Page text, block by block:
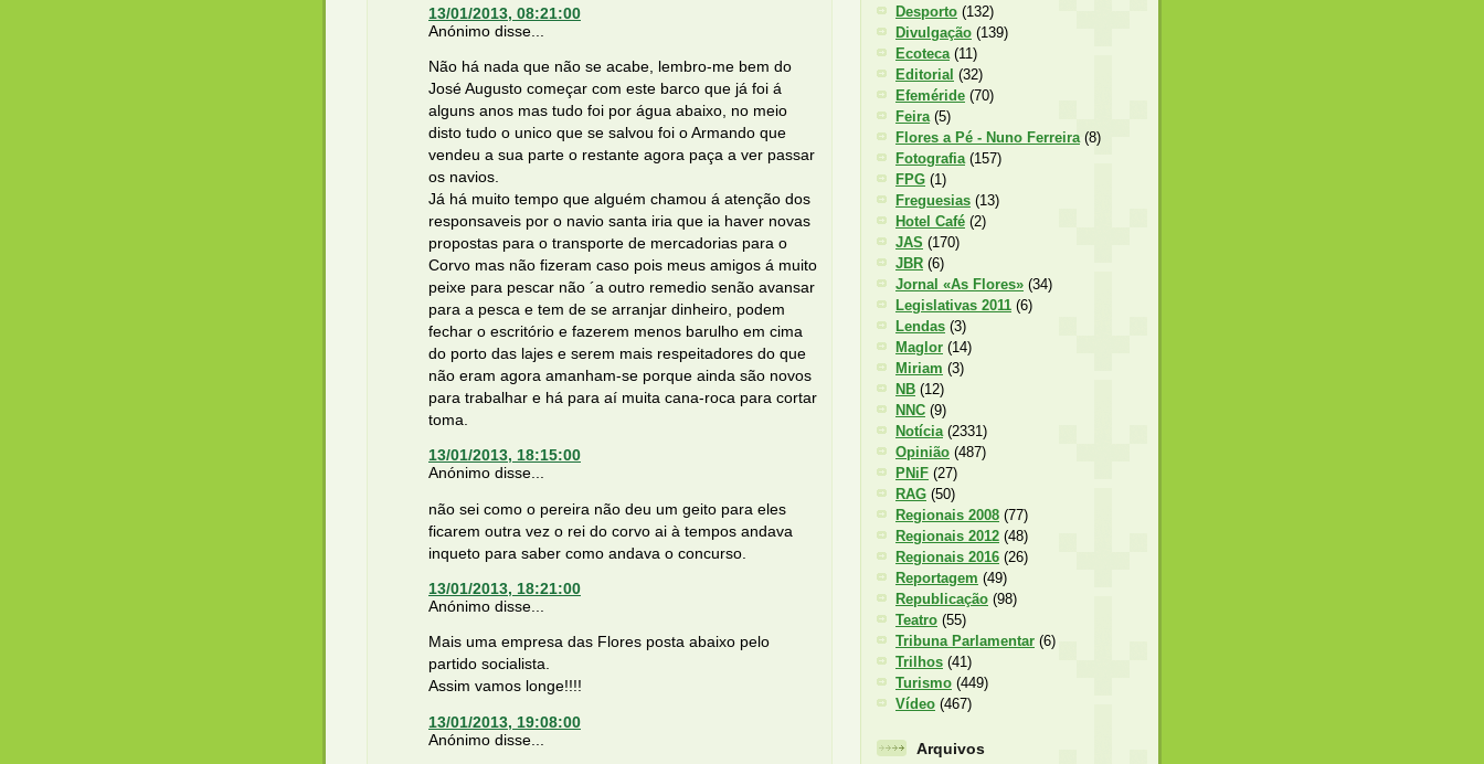
13/01/2013, 08:21:00
Anónimo disse...
Não há nada que não se acabe, lembro-me bem do
José Augusto começar com este barco que já foi á
alguns anos mas tudo foi por água abaixo, no meio
disto tudo o unico que se salvou foi o Armando que
vendeu a sua parte o restante agora paça a ver passar
os navios.
Já há muito tempo que alguém chamou á atenção dos
responsaveis por o navio santa iria que ia haver novas
propostas para o transporte de mercadorias para o
Corvo mas não fizeram caso pois meus amigos á muito
peixe para pescar não ´a outro remedio senão avansar
para a pesca e tem de se arranjar dinheiro, podem
fechar o escritório e fazerem menos barulho em cima
do porto das lajes e serem mais respeitadores do que
não eram agora amanham-se porque ainda são novos
para trabalhar e há para aí muita cana-roca para cortar
toma.
13/01/2013, 18:15:00
Anónimo disse...
não sei como o pereira não deu um geito para eles
ficarem outra vez o rei do corvo ai à tempos andava
inqueto para saber como andava o concurso.
13/01/2013, 18:21:00
Anónimo disse...
Mais uma empresa das Flores posta abaixo pelo
partido socialista.
Assim vamos longe!!!!
13/01/2013, 19:08:00
Anónimo disse...
Desporto (132)
Divulgação (139)
Ecoteca (11)
Editorial (32)
Efeméride (70)
Feira (5)
Flores a Pé - Nuno Ferreira (8)
Fotografia (157)
FPG (1)
Freguesias (13)
Hotel Café (2)
JAS (170)
JBR (6)
Jornal «As Flores» (34)
Legislativas 2011 (6)
Lendas (3)
Maglor (14)
Miriam (3)
NB (12)
NNC (9)
Notícia (2331)
Opinião (487)
PNiF (27)
RAG (50)
Regionais 2008 (77)
Regionais 2012 (48)
Regionais 2016 (26)
Reportagem (49)
Republicação (98)
Teatro (55)
Tribuna Parlamentar (6)
Trilhos (41)
Turismo (449)
Vídeo (467)
Arquivos